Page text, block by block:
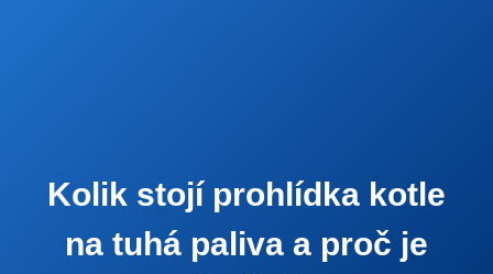
Kolik stojí prohlídka kotle
na tuhá paliva a proč je